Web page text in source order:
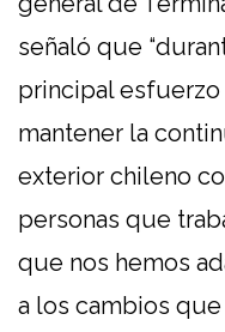
señaló que
principal
mantener la
exterior chileno
personas que
que nos hemos
a los cambios